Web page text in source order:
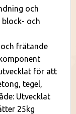
och
block- och
frätande
för att
tegel,
Utvecklat
25kg